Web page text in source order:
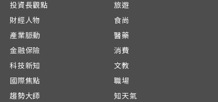
投資長觀點
財經人物
產業脈動
金融保險
科技新知
國際焦點
趨勢大師
旅遊
食尚
醫藥
消費
文教
職場
知天氣